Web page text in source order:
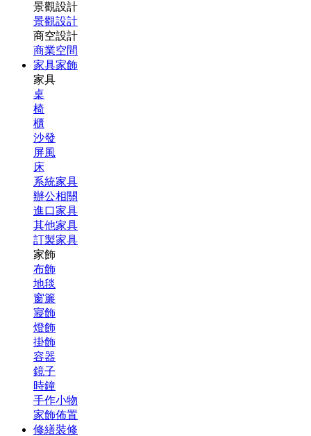
景觀設計
景觀設計
商空設計
商業空間
家具家飾
家具
桌
椅
櫃
沙發
屏風
床
系統家具
辦公相關
進口家具
其他家具
訂製家具
家飾
布飾
地毯
窗簾
寢飾
燈飾
掛飾
容器
鏡子
時鐘
手作小物
家飾佈置
修繕裝修